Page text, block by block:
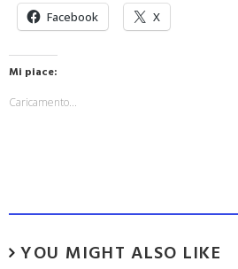
Facebook X
Mi piace:
Caricamento...
YOU MIGHT ALSO LIKE